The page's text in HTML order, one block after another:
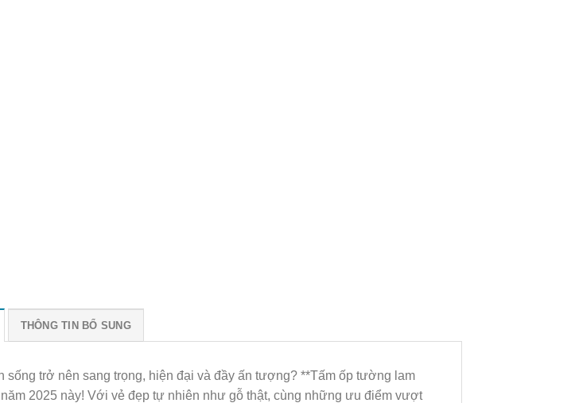
THÔNG TIN BỔ SUNG
trở nên sang trọng, hiện đại và đầy ấn tượng? **Tấm ốp tường lam
2025 này! Với vẻ đẹp tự nhiên như gỗ thật, cùng những ưu điểm vượt